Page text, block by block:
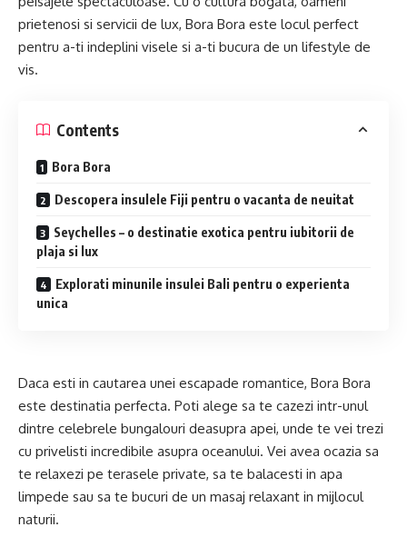
prietenosi si servicii de lux, Bora Bora este locul perfect
pentru a-ti indeplini visele si a-ti bucura de un lifestyle de
vis.
Contents
Bora Bora
Descopera insulele Fiji pentru o vacanta de neuitat
Seychelles – o destinatie exotica pentru iubitorii de
plaja si lux
Explorati minunile insulei Bali pentru o experienta
unica
Daca esti in cautarea unei escapade romantice, Bora Bora
este destinatia perfecta. Poti alege sa te cazezi intr-unul
dintre celebrele bungalouri deasupra apei, unde te vei trezi
cu privelisti incredibile asupra oceanului. Vei avea ocazia sa
te relaxezi pe terasele private, sa te balacesti in apa
limpede sau sa te bucuri de un masaj relaxant in mijlocul
naturii.